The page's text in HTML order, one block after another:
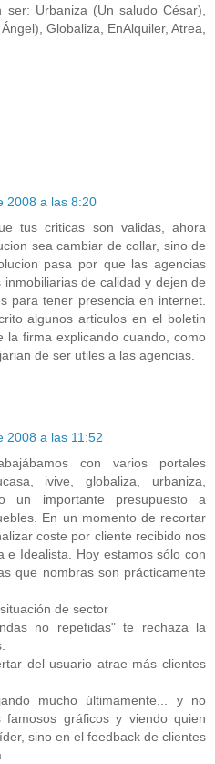
Urbaniza (Un saludo César),
Globaliza, EnAlquiler, Atrea,
2008 a las 8:20
tus criticas son validas, ahora
sea cambiar de collar, sino de
pasa por que las agencias
de calidad y dejen de
para tener presencia en internet.
algunos articulos en el boletin
la firma explicando cuando, como
de ser utiles a las agencias.
2008 a las 11:52
con varios portales
ivive, globaliza, urbaniza,
un importante presupuesto a
En un momento de recortar
coste por cliente recibido nos
e Idealista. Hoy estamos sólo con
que nombras son prácticamente
de sector
no repetidas" te rechaza la
del usuario atrae más clientes
mucho últimamente... y no
gráficos y viendo quien
sino en el feedback de clientes